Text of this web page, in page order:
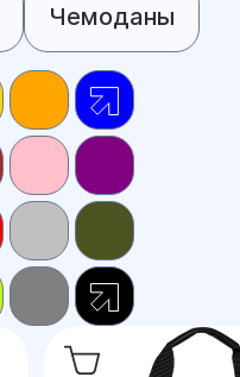
Чемоданы